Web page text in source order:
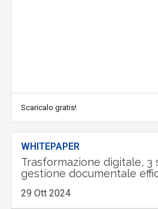
Scaricalo gratis!
WHITEPAPER
Trasformazione digitale, 3
gestione documentale
29 Ott 2024